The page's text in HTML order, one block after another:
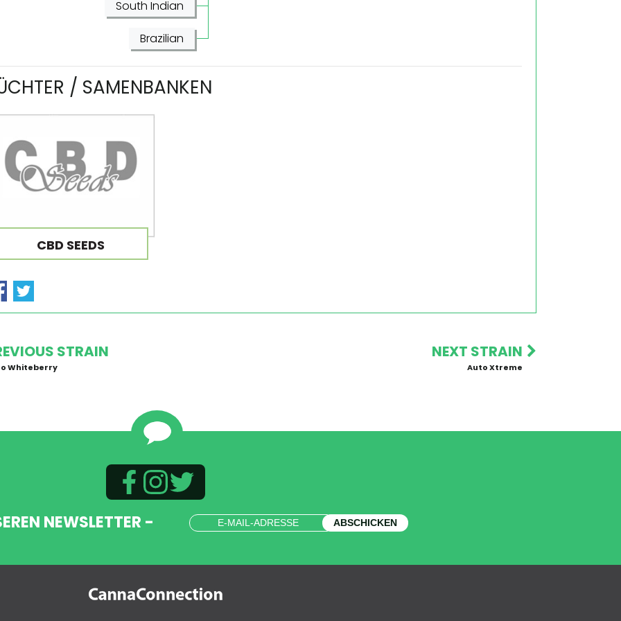
South Indian
Brazilian
/ SAMENBANKEN
CBD SEEDS
STRAIN
Whiteberry
NEXT STRAIN
Auto Xtreme
NEWSLETTER - ABSCHICKEN